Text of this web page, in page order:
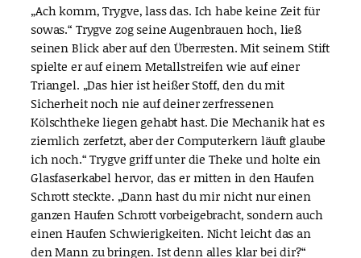
„Ach komm, Trygve, lass das. Ich habe keine Zeit für
sowas.“ Trygve zog seine Augenbrauen hoch, ließ
seinen Blick aber auf den Überresten. Mit seinem Stift
spielte er auf einem Metallstreifen wie auf einer
Triangel. „Das hier ist heißer Stoff, den du mit
Sicherheit noch nie auf deiner zerfressenen
Kölschtheke liegen gehabt hast. Die Mechanik hat es
ziemlich zerfetzt, aber der Computerkern läuft glaube
ich noch.“ Trygve griff unter die Theke und holte ein
Glasfaserkabel hervor, das er mitten in den Haufen
Schrott steckte. „Dann hast du mir nicht nur einen
ganzen Haufen Schrott vorbeigebracht, sondern auch
einen Haufen Schwierigkeiten. Nicht leicht das an
den Mann zu bringen. Ist denn alles klar bei dir?“